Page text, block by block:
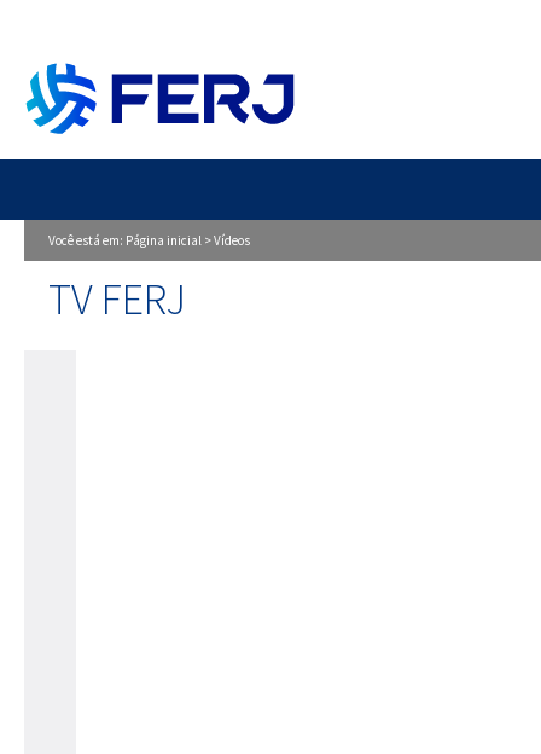
Você está em: Página inicial >Vídeos
TV FERJ